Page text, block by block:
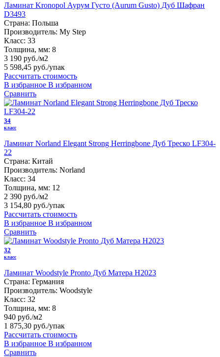
Ламинат Kronopol Аурум Густо (Aurum Gusto) Дуб Шафран
D3493
Страна: Польша
Производитель: My Step
Класс: 33
Толщина, мм: 8
3 190 руб./м2
5 598,45 руб./упак
Рассчитать стоимость
В избранное В избранном
Сравнить
34
класс
Ламинат Norland Elegant Strong Herringbone Дуб Треско LF304-
22
Страна: Китай
Производитель: Norland
Класс: 34
Толщина, мм: 12
2 390 руб./м2
3 154,80 руб./упак
Рассчитать стоимость
В избранное В избранном
Сравнить
32
класс
Ламинат Woodstyle Pronto Дуб Матера H2023
Страна: Германия
Производитель: Woodstyle
Класс: 32
Толщина, мм: 8
940 руб./м2
1 875,30 руб./упак
Рассчитать стоимость
В избранное В избранном
Сравнить